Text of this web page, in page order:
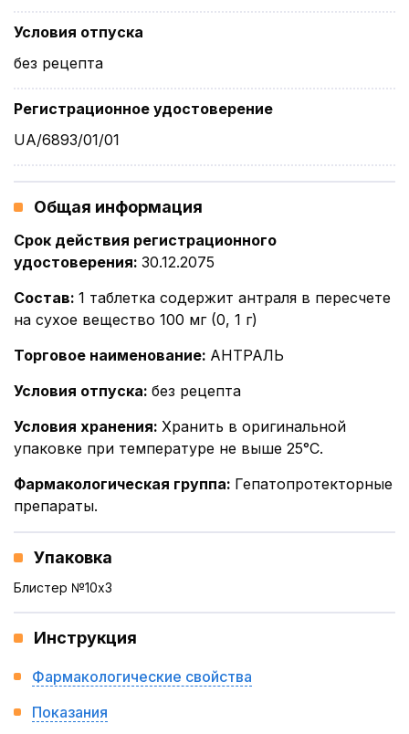
Условия отпуска
без рецепта
Регистрационное удостоверение
UA/6893/01/01
Общая информация
Срок действия регистрационного
удостоверения: 30.12.2075
Состав: 1 таблетка содержит антраля в пересчете
на сухое вещество 100 мг (0, 1 г)
Торговое наименование: АНТРАЛЬ
Условия отпуска: без рецепта
Условия хранения: Хранить в оригинальной
упаковке при температуре не выше 25°С.
Фармакологическая группа: Гепатопротекторные
препараты.
Упаковка
Блистер №10x3
Инструкция
Фармакологические свойства
Показания